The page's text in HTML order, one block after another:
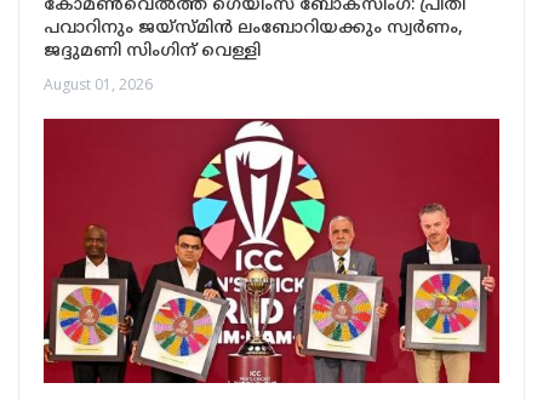
കോമൺവെൽത്ത് ഗെയിംസ് ബോക്‌സിംഗ്: പ്രീതി
പവാറിനും ജയ്‌സ്മിൻ ലംബോറിയക്കും സ്വർണം,
ജദ്ദുമണി സിംഗിന് വെള്ളി
August 01, 2026